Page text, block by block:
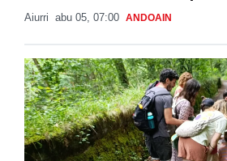
Aiurri abu 05, 07:00 ANDOAIN